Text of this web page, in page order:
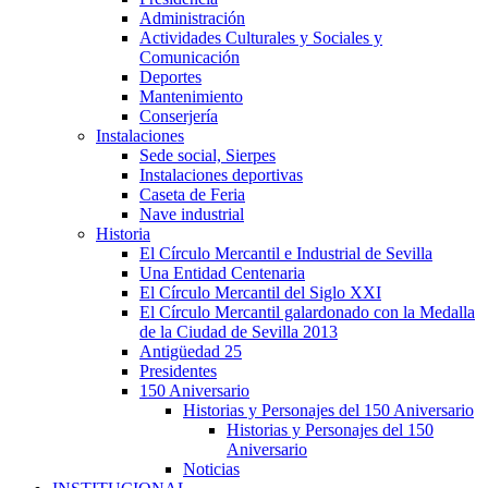
Administración
Actividades Culturales y Sociales y
Comunicación
Deportes
Mantenimiento
Conserjería
Instalaciones
Sede social, Sierpes
Instalaciones deportivas
Caseta de Feria
Nave industrial
Historia
El Círculo Mercantil e Industrial de Sevilla
Una Entidad Centenaria
El Círculo Mercantil del Siglo XXI
El Círculo Mercantil galardonado con la Medalla
de la Ciudad de Sevilla 2013
Antigüedad 25
Presidentes
150 Aniversario
Historias y Personajes del 150 Aniversario
Historias y Personajes del 150
Aniversario
Noticias